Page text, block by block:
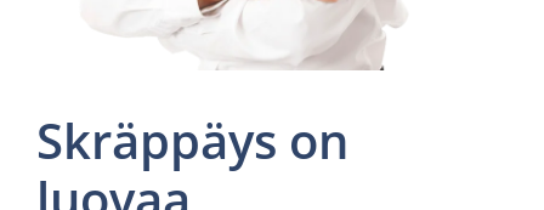
Skräppäys on